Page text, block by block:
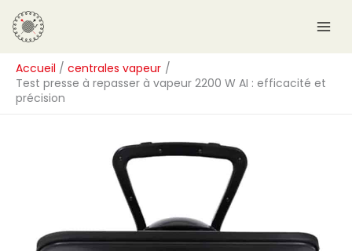
Aller
au
contenu
Accueil
centrales vapeur
Test presse à repasser à vapeur 2200 W AI : efficacité et
précision
R
e
c
h
e